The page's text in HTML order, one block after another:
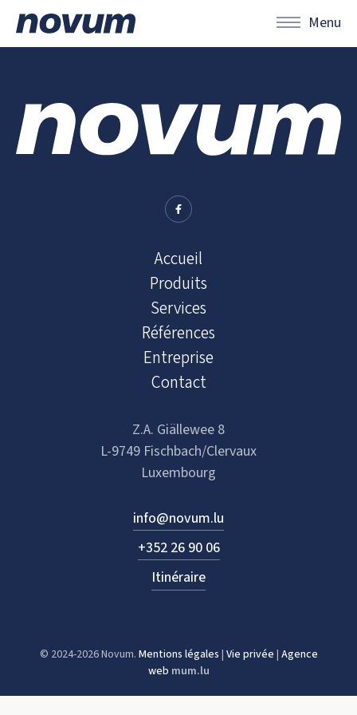
Menu
Accueil
Produits
Services
Références
Entreprise
Contact
Z.A. Giällewee 8
L-9749 Fischbach/Clervaux
Luxembourg
info@novum.lu
+352 26 90 06
Itinéraire
© 2024-2026 Novum. Mentions légales | Vie privée | Agence
web mum.lu